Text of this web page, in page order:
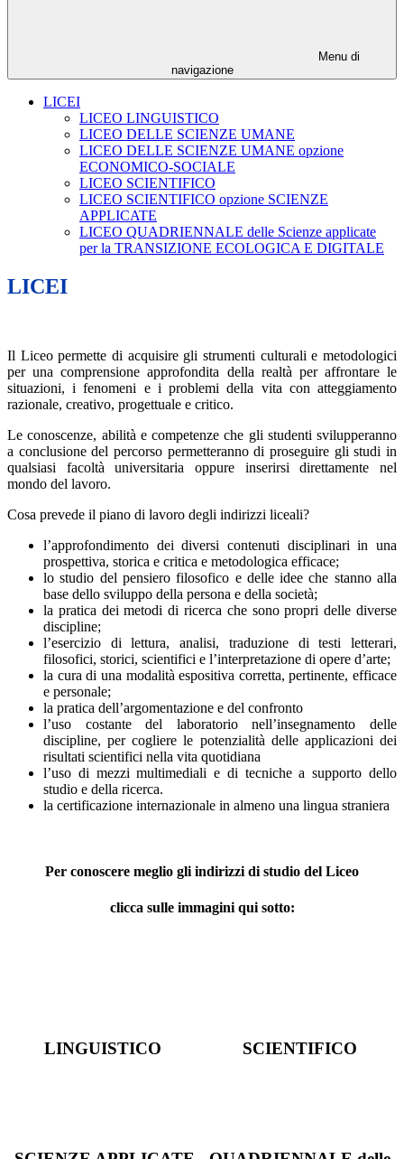
Menu di
navigazione
LICEI
LICEO LINGUISTICO
LICEO DELLE SCIENZE UMANE
LICEO DELLE SCIENZE UMANE opzione
ECONOMICO-SOCIALE
LICEO SCIENTIFICO
LICEO SCIENTIFICO opzione SCIENZE
APPLICATE
LICEO QUADRIENNALE delle Scienze applicate
per la TRANSIZIONE ECOLOGICA E DIGITALE
LICEI
Il Liceo permette di acquisire gli strumenti culturali e metodologici
per una comprensione approfondita della realtà per affrontare le
situazioni, i fenomeni e i problemi della vita con atteggiamento
razionale, creativo, progettuale e critico.
Le conoscenze, abilità e competenze che gli studenti svilupperanno
a conclusione del percorso permetteranno di proseguire gli studi in
qualsiasi facoltà universitaria oppure inserirsi direttamente nel
mondo del lavoro.
Cosa prevede il piano di lavoro degli indirizzi liceali?
l’approfondimento dei diversi contenuti disciplinari in una
prospettiva, storica e critica e metodologica efficace;
lo studio del pensiero filosofico e delle idee che stanno alla
base dello sviluppo della persona e della società;
la pratica dei metodi di ricerca che sono propri delle diverse
discipline;
l’esercizio di lettura, analisi, traduzione di testi letterari,
filosofici, storici, scientifici e l’interpretazione di opere d’arte;
la cura di una modalità espositiva corretta, pertinente, efficace
e personale;
la pratica dell’argomentazione e del confronto
l’uso costante del laboratorio nell’insegnamento delle
discipline, per cogliere le potenzialità delle applicazioni dei
risultati scientifici nella vita quotidiana
l’uso di mezzi multimediali e di tecniche a supporto dello
studio e della ricerca.
la certificazione internazionale in almeno una lingua straniera
Per conoscere meglio gli indirizzi di studio del Liceo
clicca sulle immagini qui sotto:
LINGUISTICO SCIENTIFICO